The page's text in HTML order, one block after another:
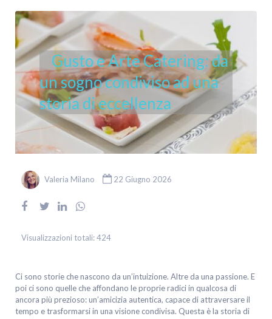
Gusto e Arte Catering: da
un sogno condiviso ad una
storia di eccellenza
Valeria Milano 22 Giugno 2026
Visualizzazioni totali:424
Ci sono storie che nascono da un’intuizione. Altre da una passione. E
poi ci sono quelle che affondano le proprie radici in qualcosa di
ancora più prezioso: un’amicizia autentica, capace di attraversare il
tempo e trasformarsi in una visione condivisa. Questa è la storia di